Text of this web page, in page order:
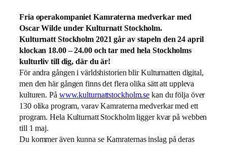
Fria operakompaniet Kamraterna medverkar med
Oscar Wilde under Kulturnatt Stockholm.
Kulturnatt Stockholm 2021 går av stapeln den 24 april
klockan 18.00 – 24.00 och tar med hela Stockholms
kulturliv till dig, där du är!
För andra gången i världshistorien blir Kulturnatten digital,
men den här gången finns det flera olika sätt att uppleva
kulturen. På www.kulturnattstockholm.se kan du följa över
130 olika program, varav Kamraterna medverkar med ett
program. Hela Kulturnatt Stockholm ligger kvar på webben
till 1 maj.
Du kommer även kunna se Kamraternas inslag på deras